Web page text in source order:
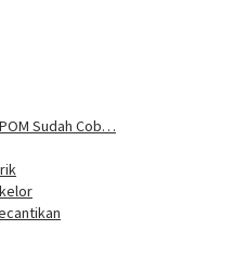
Sudah Cob…